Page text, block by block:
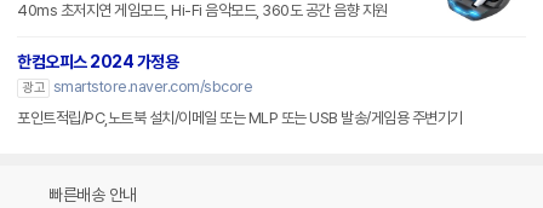
40ms 초저지연 게임모드, Hi-Fi 음악모드, 360도 공간 음향 지원
한컴오피스 2024 가정용
광고 smartstore.naver.com/sbcore
포인트적립/PC,노트북 설치/이메일 또는 MLP 또는 USB 발송/게임용 주변기기
빠른배송 안내